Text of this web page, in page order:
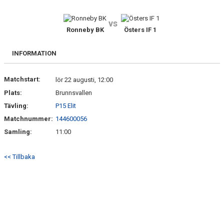
DOKUMENT
Ronneby BK
vs
Östers IF 1
INFORMATION
Matchstart:
lör 22 augusti, 12:00
Plats:
Brunnsvallen
Tävling:
P15 Elit
Matchnummer: 144600056
Samling:
11:00
<< Tillbaka